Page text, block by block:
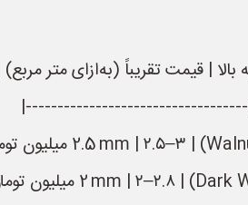
| قیمت تقریباً (به‌ازای متر مربع)
|------------|----------